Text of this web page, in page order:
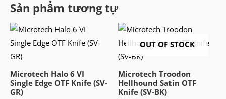
Sản phẩm tương tự
Microtech Halo 6 VI
Single Edge OTF Knife (SV-
GR)
OUT OF STOCK
Microtech Troodon
Hellhound Satin OTF
Knife (SV-BK)